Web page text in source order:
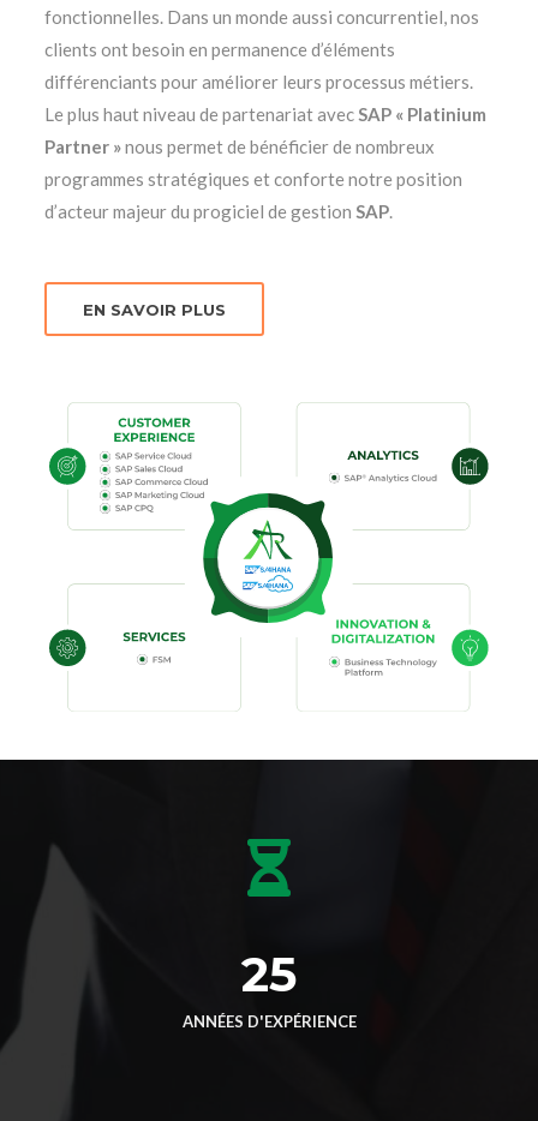
fonctionnelles. Dans un monde aussi concurrentiel, nos
clients ont besoin en permanence d’éléments
différenciants pour améliorer leurs processus métiers.
Le plus haut niveau de partenariat avecSAP « Platinium
Partner »nous permet de bénéficier de nombreux
programmes stratégiques et conforte notre position
d’acteur majeur du progiciel de gestionSAP.
EN SAVOIR PLUS
25
ANNÉES D'EXPÉRIENCE